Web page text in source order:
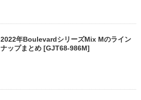
2022年BoulevardシリーズMix Mのライン
ナップまとめ [GJT68-986M]